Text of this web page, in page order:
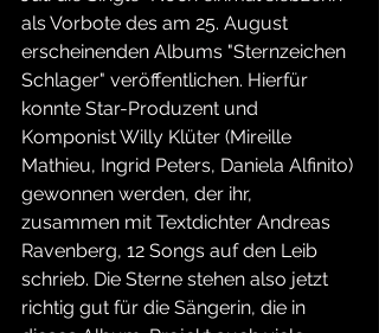
als Vorbote des am 25. August
erscheinenden Albums "Sternzeichen
Schlager" veröffentlichen. Hierfür
konnte Star-Produzent und
Komponist Willy Klüter (Mireille
Mathieu, Ingrid Peters, Daniela Alfinito)
gewonnen werden, der ihr,
zusammen mit Textdichter Andreas
Ravenberg, 12 Songs auf den Leib
schrieb. Die Sterne stehen also jetzt
richtig gut für die Sängerin, die in